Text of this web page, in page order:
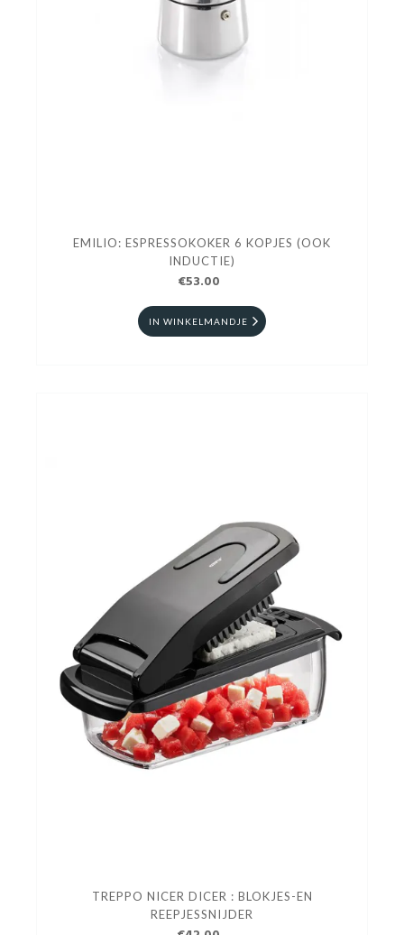
EMILIO: ESPRESSOKOKER 6 KOPJES (OOK
INDUCTIE)
€53.00
IN WINKELMANDJE
TREPPO NICER DICER : BLOKJES-EN
REEPJESSNIJDER